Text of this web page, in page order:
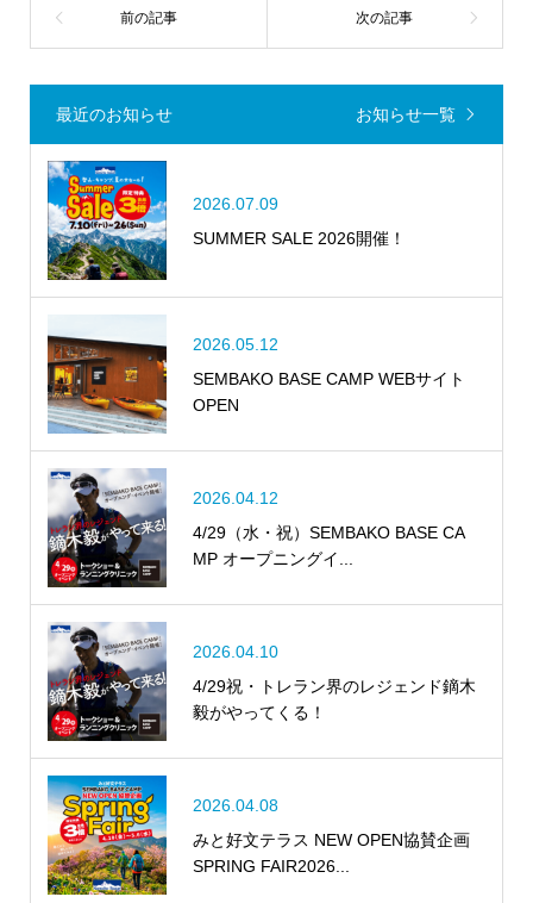
最近のお知らせ お知らせ一覧
2026.07.09
SUMMER SALE 2026開催！
2026.05.12
SEMBAKO BASE CAMP WEBサイト
OPEN
2026.04.12
4/29（水・祝）SEMBAKO BASE CA
MP オープニングイ...
2026.04.10
4/29祝・トレラン界のレジェンド鏑木
毅がやってくる！
2026.04.08
みと好文テラス NEW OPEN協賛企画
SPRING FAIR2026...